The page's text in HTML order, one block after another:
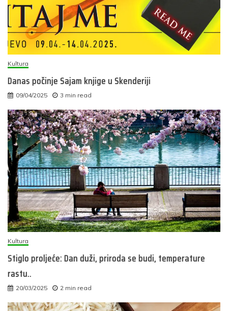
Kultura
Danas počinje Sajam knjige u Skenderiji
09/04/2025 3 min read
Kultura
Stiglo proljeće: Dan duži, priroda se budi, temperature
rastu..
20/03/2025 2 min read